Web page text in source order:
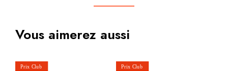
Vous aimerez aussi